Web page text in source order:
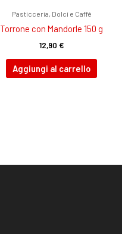
Pasticceria, Dolci e Caffé
Torrone con Mandorle 150 g
12,90 €
Aggiungi al carrello